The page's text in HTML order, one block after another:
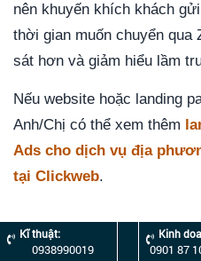
nên khuyến khích khách
thời gian muốn chuyển qua
sát hơn và giảm hiểu lầm
Nếu website hoặc landing
Anh/Chị có thể xem thêm
Ads cho dịch vụ địa
tại Clickweb.
Checklist
Kĩ thuật:
0938990019
Kinh
0901 87